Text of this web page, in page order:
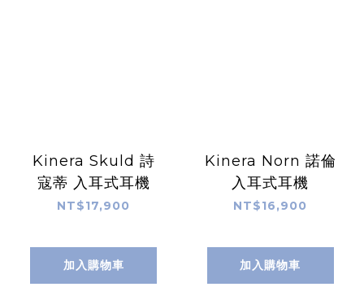
Kinera Skuld 詩
寇蒂 入耳式耳機
NT$17,900
加入購物車
Kinera Norn 諾倫
入耳式耳機
NT$16,900
加入購物車